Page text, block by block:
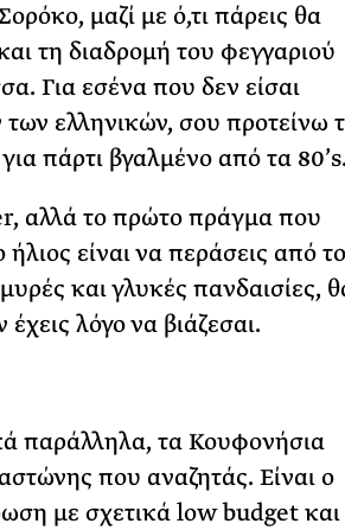
μαζί με ό,τι πάρεις θα
τη διαδρομή του φεγγαριού
Για εσένα που δεν είσαι
ελληνικών, σου προτείνω
πάρτι βγαλμένο από τα 80’s.
αλλά το πρώτο πράγμα που
είναι να περάσεις από
και γλυκές πανδαισίες,
λόγο να βιάζεσαι.
παράλληλα, τα Κουφονήσια
που αναζητάς. Είναι ο
με σχετικά low budget και